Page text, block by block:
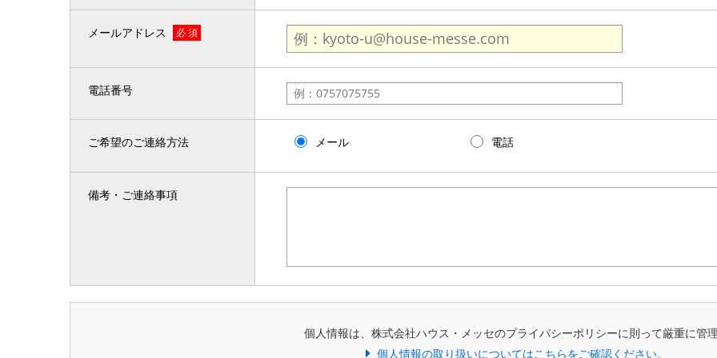
メールアドレス 必 須
電話番号
ご希望のご連絡方法 メール 電話
備考・ご連絡事項
個人情報は、株式会社ハウス・メッセのプライバシーポリシーに則って厳重に管理
個人情報の取り扱いについてはこちらをご確認ください。